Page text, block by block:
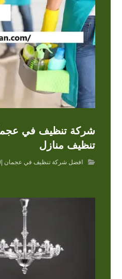
تنظيف منازل
افضل شركة تنظيف في عجمان |0504715040